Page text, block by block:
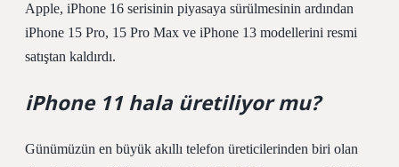
Apple, iPhone 16 serisinin piyasaya sürülmesinin ardından
iPhone 15 Pro, 15 Pro Max ve iPhone 13 modellerini resmi
satıştan kaldırdı.
iPhone 11 hala üretiliyor mu?
Günümüzün en büyük akıllı telefon üreticilerinden biri olan